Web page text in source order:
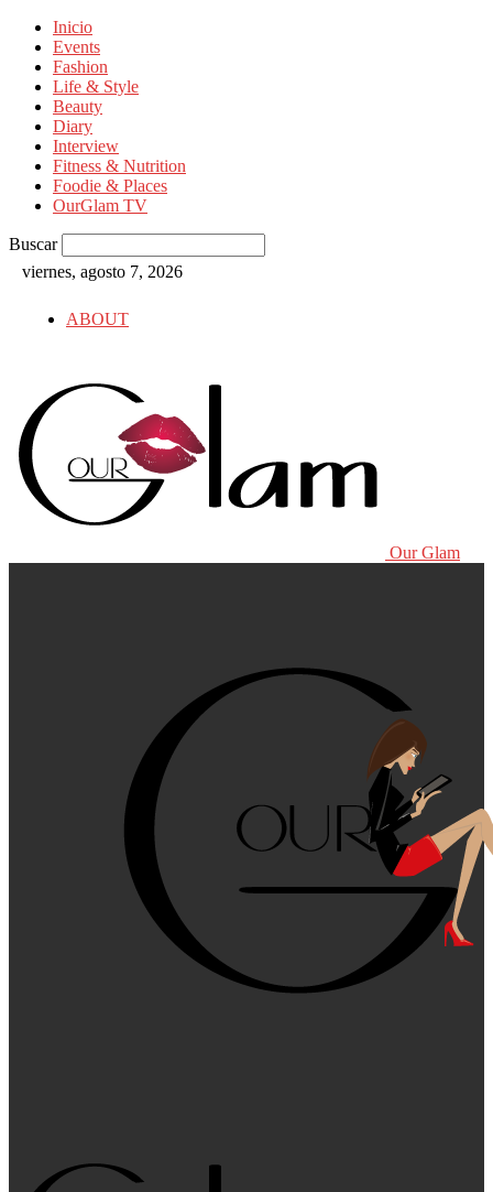
Inicio
Events
Fashion
Life & Style
Beauty
Diary
Interview
Fitness & Nutrition
Foodie & Places
OurGlam TV
Buscar
viernes, agosto 7, 2026
ABOUT
Our Glam